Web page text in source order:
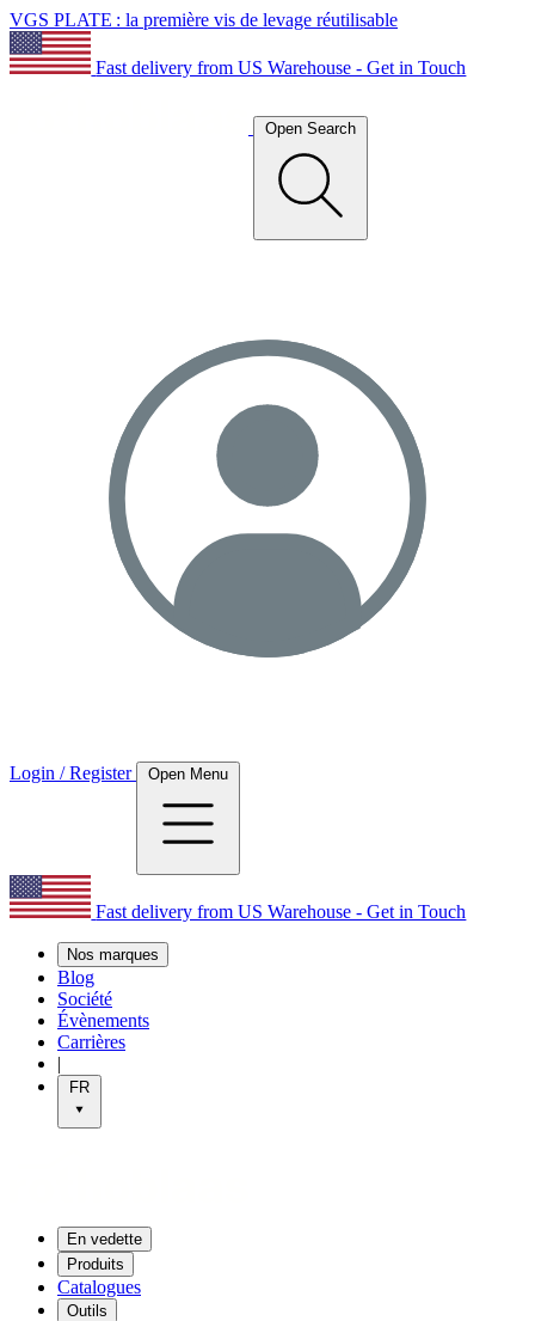
VGS PLATE : la première vis de levage réutilisable
Fast delivery from US Warehouse - Get in Touch
Open Search
Login / Register Open Menu
Fast delivery from US Warehouse - Get in Touch
Nos marques
Blog
Société
Évènements
Carrières
|
FR
En vedette
Produits
Catalogues
Outils